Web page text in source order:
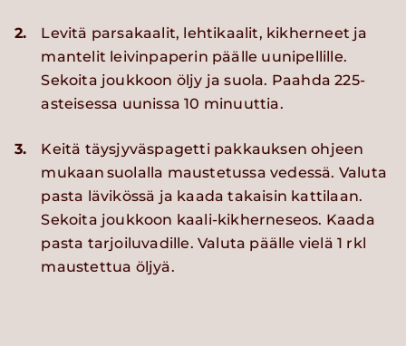
2.
Levitä parsakaalit, lehtikaalit, kikherneet ja
mantelit leivinpaperin päälle uunipellille.
Sekoita joukkoon öljy ja suola. Paahda 225-
asteisessa uunissa 10 minuuttia.
3.
Keitä täysjyväspagetti pakkauksen ohjeen
mukaan suolalla maustetussa vedessä. Valuta
pasta lävikössä ja kaada takaisin kattilaan.
Sekoita joukkoon kaali-kikherneseos. Kaada
pasta tarjoiluvadille. Valuta päälle vielä 1 rkl
maustettua öljyä.